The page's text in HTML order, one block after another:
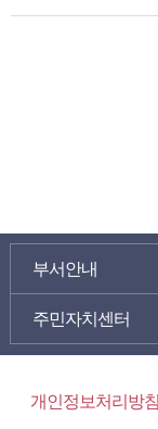
부서안내
주민자치센터
개인정보처리방침